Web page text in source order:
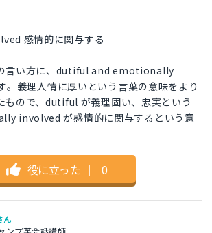
感情的に関与する
の言い方に、dutiful and emotionally
義理人情に厚いという言葉の意味をより
もので、dutiful が義理固い、忠実という
involved が感情的に関与するという意
役に立った ｜ 0
ん